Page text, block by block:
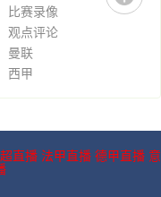
比赛录像
观点评论
曼联
西甲
直播 法甲直播 德甲直播 意